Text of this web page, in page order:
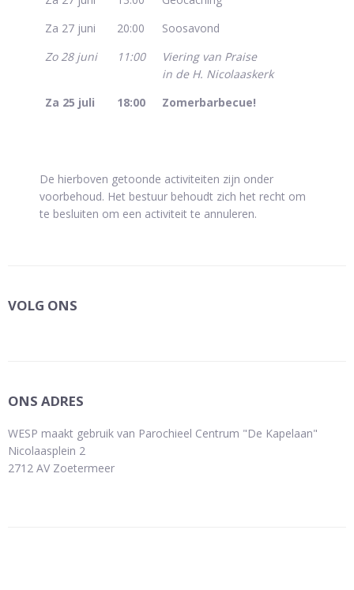
Za 27 juni
20:00
Soosavond
Zo 28 juni
11:00
Viering van Praise
in de H. Nicolaaskerk
Za 25 juli
18:00 Zomerbarbecue!
De hierboven getoonde activiteiten zijn onder
voorbehoud. Het bestuur behoudt zich het recht om
te besluiten om een activiteit te annuleren.
VOLG ONS
ONS ADRES
WESP maakt gebruik van Parochieel Centrum "De Kapelaan"
Nicolaasplein 2
2712 AV Zoetermeer